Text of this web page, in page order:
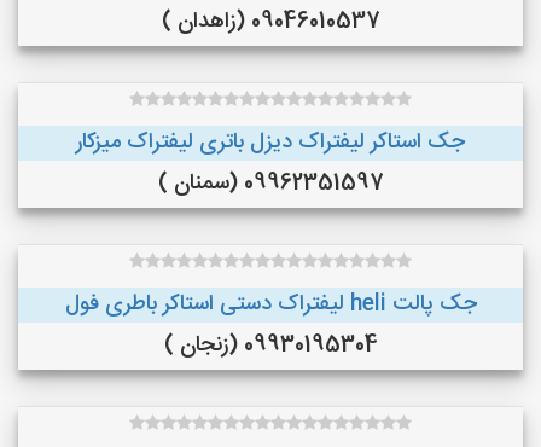
09046010537 (زاهدان )
جک استاکر لیفتراک دیزل باتری لیفتراک میزکار
09962351597 (سمنان )
جک پالت heli لیفتراک دستی استاکر باطری فول
09930195304 (زنجان )